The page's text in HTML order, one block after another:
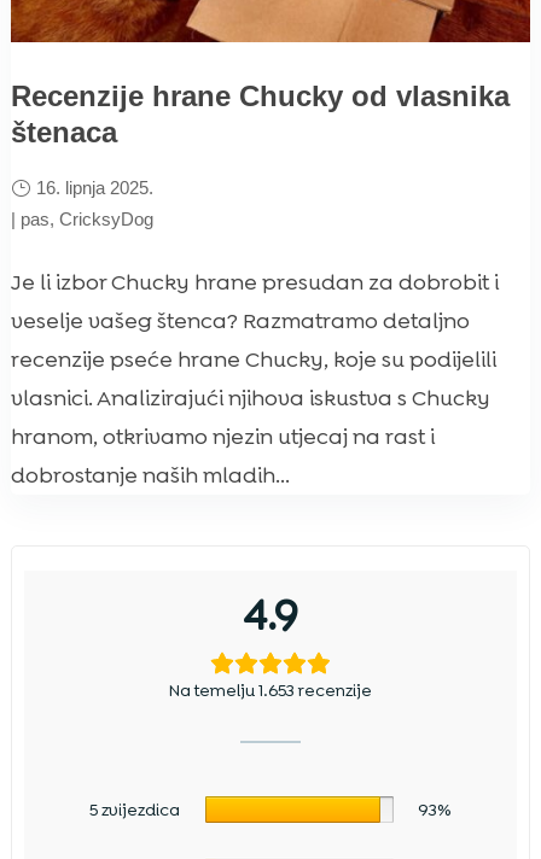
Recenzije hrane Chucky od vlasnika
štenaca
16. lipnja 2025.
| pas, CricksyDog
Je li izbor Chucky hrane presudan za dobrobit i
veselje vašeg štenca? Razmatramo detaljno
recenzije pseće hrane Chucky, koje su podijelili
vlasnici. Analizirajući njihova iskustva s Chucky
hranom, otkrivamo njezin utjecaj na rast i
dobrostanje naših mladih...
4.9
Na temelju 1.653 recenzije
5 zvijezdica 93%